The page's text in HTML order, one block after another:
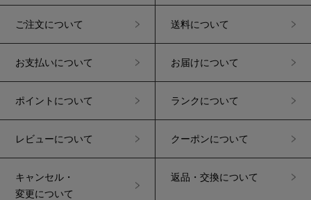
ご注文について 送料について
お支払いについて お届けについて
ポイントについて ランクについて
レビューについて クーポンについて
キャンセル・
変更について
返品・交換について